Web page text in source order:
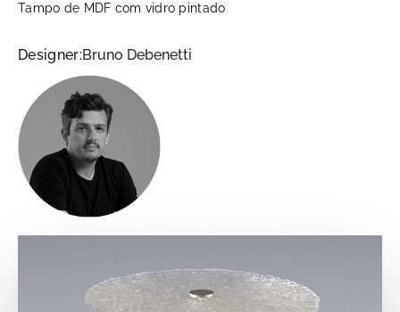
Tampo de MDF com vidro pintado
Designer:Bruno Debenetti